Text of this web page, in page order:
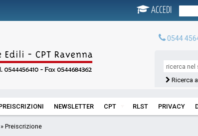
ACCEDI
0544
Ricerca
NEWSLETTER CPT RLST PRIVACY
» Preiscrizione